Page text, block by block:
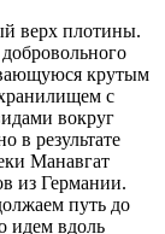
верх плотины.
крутым
с
вокруг
в результате
Манавгат
из Германии.
путь до
идем вдоль